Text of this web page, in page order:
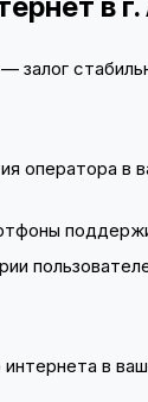
оператора
в